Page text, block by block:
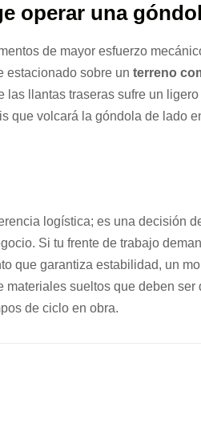
operar una
de mayor esfuerzo
estacionado sobre un terreno
llantas traseras sufre un
que volcará la góndola de lado
logística; es una decisión
Si tu frente de trabajo
que garantiza estabilidad, un
sueltos que deben
de ciclo en obra.